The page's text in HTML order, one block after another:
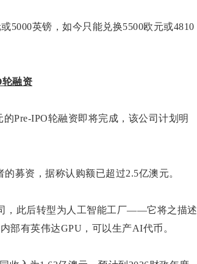
5000英镑，如今只能兑换5500欧元或4810
轮融资
的Pre-IPO轮融资即将完成，该公司计划明
募资，据称认购额已超过2.5亿澳元。
，此后转型为人工智能工厂——它将之描述
部有英伟达GPU，可以生产AI代币。